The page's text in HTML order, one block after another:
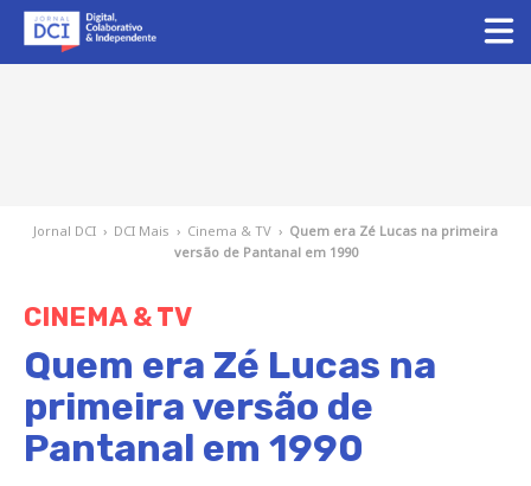
Jornal DCI › DCI Mais › Cinema & TV › Quem era Zé Lucas na primeira
versão de Pantanal em 1990
CINEMA & TV
Quem era Zé Lucas na
primeira versão de
Pantanal em 1990